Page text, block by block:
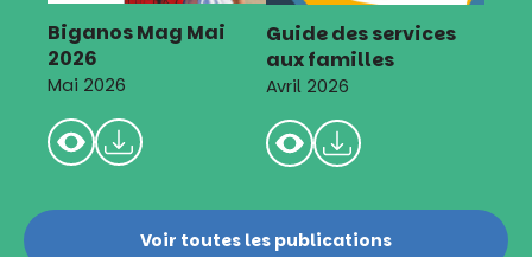
Biganos Mag Mai
2026
Mai 2026
Guide des services
aux familles
Avril 2026
Voir toutes les publications